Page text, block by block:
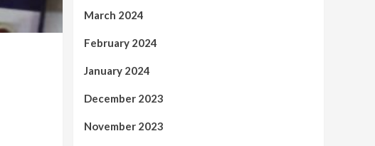
March 2024
February 2024
January 2024
December 2023
November 2023